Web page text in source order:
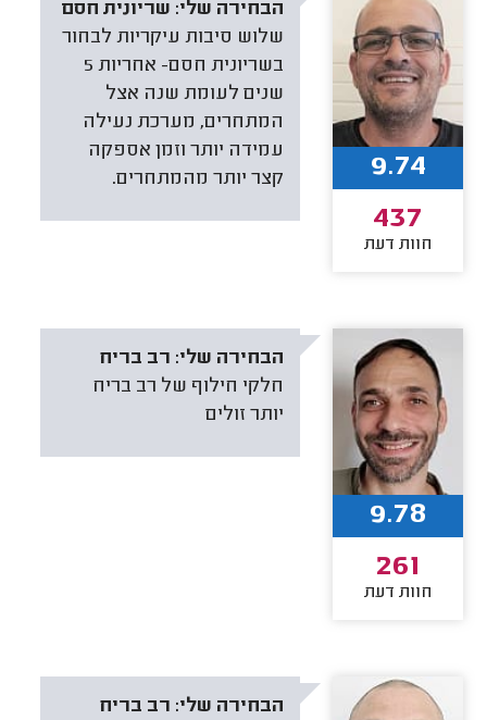
הבחירה שלי: שריונית חסם
שלוש סיבות עיקריות לבחור
בשריונית חסם- אחריות 5
שנים לעומת שנה אצל
המתחרים, מערכת נעילה
עמידה יותר וזמן אספקה
קצר יותר מהמתחרים.
9.74
437
חוות דעת
הבחירה שלי: רב בריח
חלקי חילוף של רב בריח
יותר זולים
9.78
261
חוות דעת
הבחירה שלי: רב בריח